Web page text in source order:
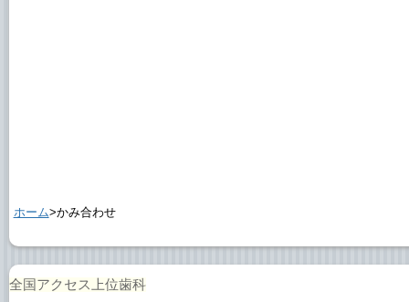
ホーム>かみ合わせ
全国アクセス上位歯科